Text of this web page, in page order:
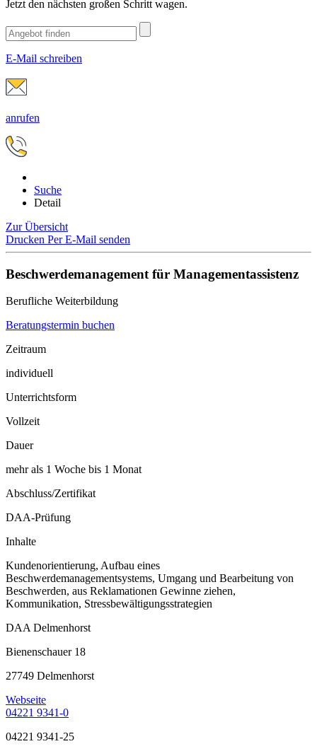
Jetzt den nächsten großen Schritt wagen.
E-Mail schreiben
anrufen
Suche
Detail
Zur Übersicht
Drucken Per E-Mail senden
Beschwerdemanagement für Managementassistenz
Berufliche Weiterbildung
Beratungstermin buchen
Zeitraum
individuell
Unterrichtsform
Vollzeit
Dauer
mehr als 1 Woche bis 1 Monat
Abschluss/Zertifikat
DAA-Prüfung
Inhalte
Kundenorientierung, Aufbau eines
Beschwerdemanagementsystems, Umgang und Bearbeitung von
Beschwerden, aus Reklamationen Gewinne ziehen,
Kommunikation, Stressbewältigungsstrategien
DAA Delmenhorst
Bienenschauer 18
27749 Delmenhorst
Webseite
04221 9341-0
04221 9341-25